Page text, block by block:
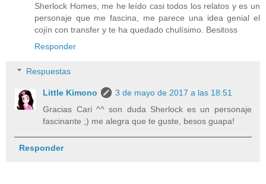
Sherlock Homes, me he leído casi todos los relatos y es un
personaje que me fascina, me parece una idea genial el
cojín con transfer y te ha quedado chulísimo. Besitoss
Responder
Respuestas
Little Kimono
3 de mayo de 2017 a las 18:51
Gracias Cari ^^ son duda Sherlock es un personaje
fascinante ;) me alegra que te guste, besos guapa!
Responder